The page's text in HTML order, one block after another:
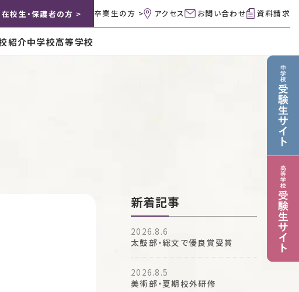
在校生・保護者の方 > 卒業生の方 > アクセス お問い合わせ 資料請求
紹介中学校高等学校
新着記事
2026.8.6
太鼓部・総文で優良賞受賞
2026.8.5
美術部・夏期校外研修